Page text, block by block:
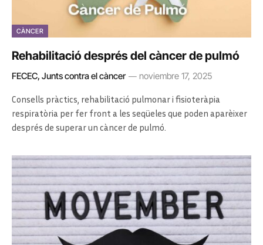
CÀNCER
Rehabilitació després del càncer de pulmó
FECEC, Junts contra el càncer noviembre 17, 2025
Consells pràctics, rehabilitació pulmonar i fisioteràpia
respiratòria per fer front a les seqüeles que poden aparèixer
després de superar un càncer de pulmó.